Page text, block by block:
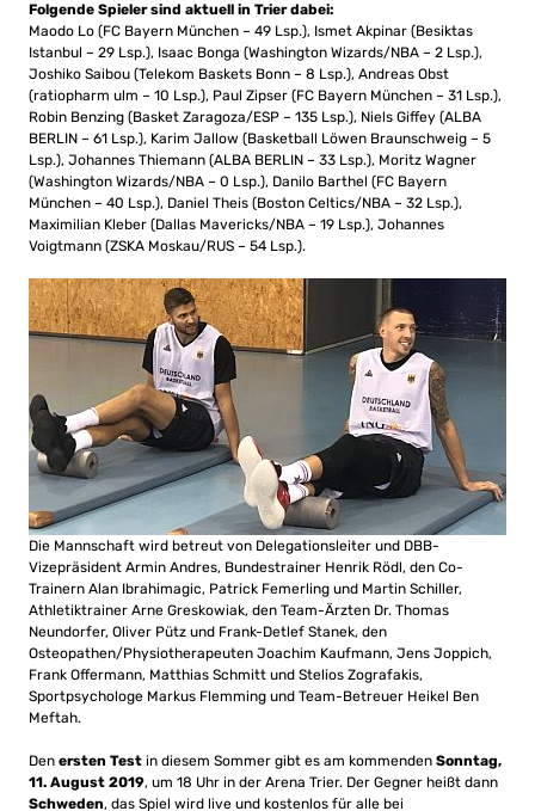
Folgende Spieler sind aktuell in Trier dabei:
Maodo Lo (FC Bayern München – 49 Lsp.), Ismet Akpinar (Besiktas
Istanbul – 29 Lsp.), Isaac Bonga (Washington Wizards/NBA – 2 Lsp.),
Joshiko Saibou (Telekom Baskets Bonn – 8 Lsp.), Andreas Obst
(ratiopharm ulm – 10 Lsp.), Paul Zipser (FC Bayern München – 31 Lsp.),
Robin Benzing (Basket Zaragoza/ESP – 135 Lsp.), Niels Giffey (ALBA
BERLIN – 61 Lsp.), Karim Jallow (Basketball Löwen Braunschweig – 5
Lsp.), Johannes Thiemann (ALBA BERLIN – 33 Lsp.), Moritz Wagner
(Washington Wizards/NBA – 0 Lsp.), Danilo Barthel (FC Bayern
München – 40 Lsp.), Daniel Theis (Boston Celtics/NBA – 32 Lsp.),
Maximilian Kleber (Dallas Mavericks/NBA – 19 Lsp.), Johannes
Voigtmann (ZSKA Moskau/RUS – 54 Lsp.).
Die Mannschaft wird betreut von Delegationsleiter und DBB-
Vizepräsident Armin Andres, Bundestrainer Henrik Rödl, den Co-
Trainern Alan Ibrahimagic, Patrick Femerling und Martin Schiller,
Athletiktrainer Arne Greskowiak, den Team-Ärzten Dr. Thomas
Neundorfer, Oliver Pütz und Frank-Detlef Stanek, den
Osteopathen/Physiotherapeuten Joachim Kaufmann, Jens Joppich,
Frank Offermann, Matthias Schmitt und Stelios Zografakis,
Sportpsychologe Markus Flemming und Team-Betreuer Heikel Ben
Meftah.
Den ersten Test in diesem Sommer gibt es am kommenden Sonntag,
11. August 2019, um 18 Uhr in der Arena Trier. Der Gegner heißt dann
Schweden, das Spiel wird live und kostenlos für alle bei